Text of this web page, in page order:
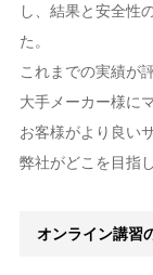
し、結果と安全性
た。
これまでの実績が
大手メーカー様に
お客様がより良い
弊社がどこを目指
オンライン講習